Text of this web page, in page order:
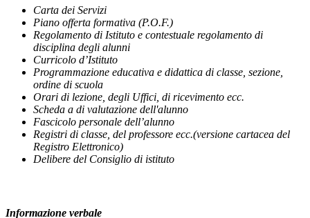
Carta dei Servizi
Piano offerta formativa (P.O.F.)
Regolamento di Istituto e contestuale regolamento di
disciplina degli alunni
Curricolo d’Istituto
Programmazione educativa e didattica di classe, sezione,
ordine di scuola
Orari di lezione, degli Uffici, di ricevimento ecc.
Scheda a di valutazione dell'alunno
Fascicolo personale dell’alunno
Registri di classe, del professore ecc.(versione cartacea del
Registro Elettronico)
Delibere del Consiglio di istituto
Informazione verbale